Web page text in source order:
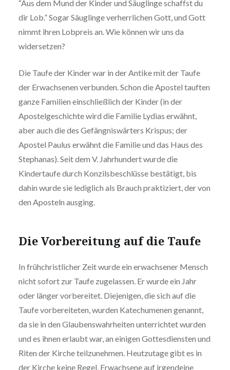
“Aus dem Mund der Kinder und Säuglinge schaffst du
dir Lob.” Sogar Säuglinge verherrlichen Gott, und Gott
nimmt ihren Lobpreis an. Wie können wir uns da
widersetzen?
Die Taufe der Kinder war in der Antike mit der Taufe
der Erwachsenen verbunden. Schon die Apostel tauften
ganze Familien einschließlich der Kinder (in der
Apostelgeschichte wird die Familie Lydias erwähnt,
aber auch die des Gefängniswärters Krispus; der
Apostel Paulus erwähnt die Familie und das Haus des
Stephanas). Seit dem V. Jahrhundert wurde die
Kindertaufe durch Konzilsbeschlüsse bestätigt, bis
dahin wurde sie lediglich als Brauch praktiziert, der von
den Aposteln ausging.
Die Vorbereitung auf die Taufe
In frühchristlicher Zeit wurde ein erwachsener Mensch
nicht sofort zur Taufe zugelassen. Er wurde ein Jahr
oder länger vorbereitet. Diejenigen, die sich auf die
Taufe vorbereiteten, wurden Katechumenen genannt,
da sie in den Glaubenswahrheiten unterrichtet wurden
und es ihnen erlaubt war, an einigen Gottesdiensten und
Riten der Kirche teilzunehmen. Heutzutage gibt es in
der Kirche keine Regel, Erwachsene auf irgendeine